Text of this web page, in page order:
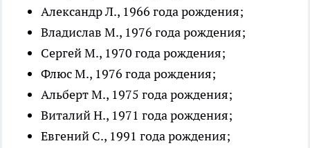
Александр Л., 1966 года рождения;
Владислав М., 1976 года рождения;
Сергей М., 1970 года рождения;
Флюс М., 1976 года рождения;
Альберт М., 1975 года рождения;
Виталий Н., 1971 года рождения;
Евгений С., 1991 года рождения;